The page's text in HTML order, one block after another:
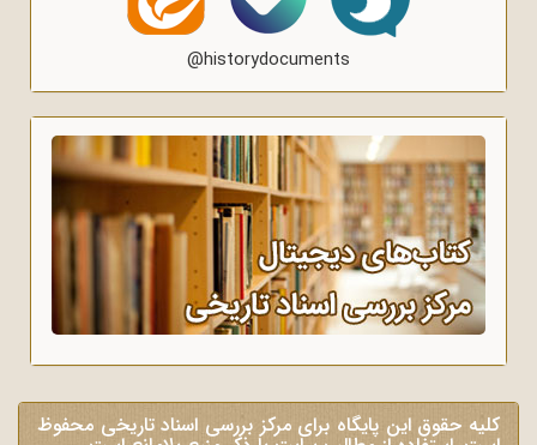
@historydocuments
کلیه حقوق این پایگاه برای مرکز بررسی اسناد تاریخی محفوظ